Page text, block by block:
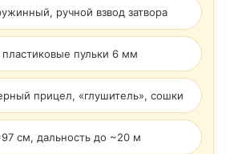
ручной взвод затвора
пластиковые пульки 6 мм
прицел, «глушитель», сошки
см, дальность до ~20 м